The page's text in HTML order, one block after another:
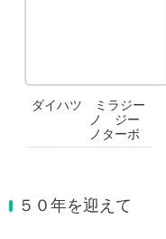
ダイハツ ミラジー
ノ ジー
ノターボ
５０年を迎えて